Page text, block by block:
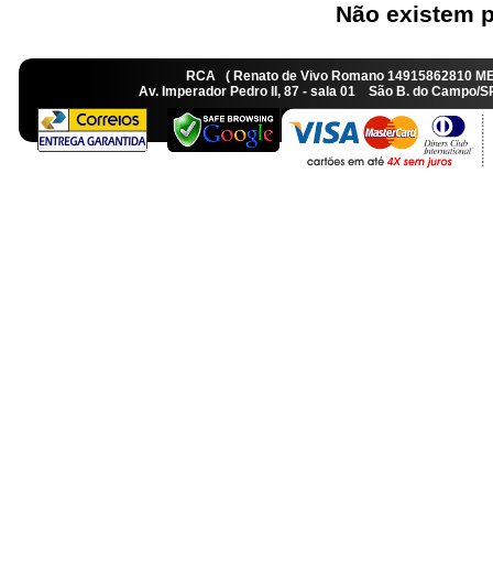
Não existem
RCA ( Renato de Vivo Romano
Av. Imperador Pedro II, 87 - sala 01 São B. do